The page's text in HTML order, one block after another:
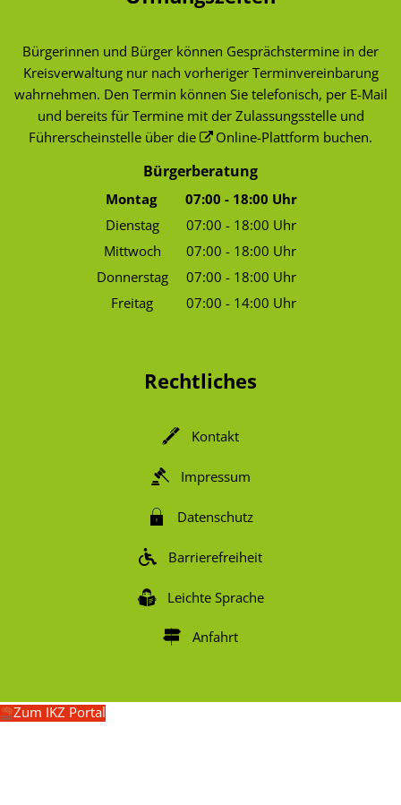
Bürgerinnen und Bürger können Gesprächstermine in der
Kreisverwaltung nur nach vorheriger Terminvereinbarung
wahrnehmen. Den Termin können Sie telefonisch, per E-Mail
und bereits für Termine mit der Zulassungsstelle und
Führerscheinstelle über die
Online-Plattform buchen.
Bürgerberatung
Montag 07:00 - 18:00 Uhr
Von 07:00 bis 18:00 Uhr
Dienstag 07:00 - 18:00 Uhr
Von 07:00 bis 18:00 Uhr
Mittwoch 07:00 - 18:00 Uhr
Von 07:00 bis 18:00 Uhr
Donnerstag 07:00 - 18:00 Uhr
Von 07:00 bis 18:00 Uhr
Freitag 07:00 - 14:00 Uhr
Rechtliches
Kontakt
Impressum
Datenschutz
Barrierefreiheit
Leichte Sprache
Anfahrt
Zum IKZ Portal